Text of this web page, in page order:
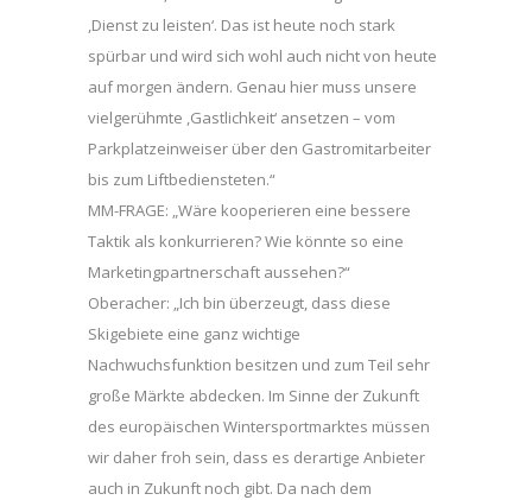
,Dienst zu leisten‘. Das ist heute noch stark
spürbar und wird sich wohl auch nicht von heute
auf morgen ändern. Genau hier muss unsere
vielgerühmte ,Gastlichkeit‘ ansetzen – vom
Parkplatzeinweiser über den Gastromitarbeiter
bis zum Liftbediensteten.“
MM-FRAGE: „Wäre kooperieren eine bessere
Taktik als konkurrieren? Wie könnte so eine
Marketingpartnerschaft aussehen?“
Oberacher: „Ich bin überzeugt, dass diese
Skigebiete eine ganz wichtige
Nachwuchsfunktion besitzen und zum Teil sehr
große Märkte abdecken. Im Sinne der Zukunft
des europäischen Wintersportmarktes müssen
wir daher froh sein, dass es derartige Anbieter
auch in Zukunft noch gibt. Da nach dem